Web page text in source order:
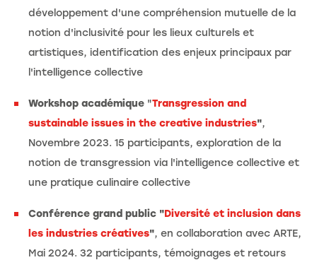
développement d'une compréhension mutuelle de la
notion d'inclusivité pour les lieux culturels et
artistiques, identification des enjeux principaux par
l'intelligence collective
Workshop académique "Transgression and
sustainable issues in the creative industries",
Novembre 2023. 15 participants, exploration de la
notion de transgression via l'intelligence collective et
une pratique culinaire collective
Conférence grand public "Diversité et inclusion dans
les industries créatives", en collaboration avec ARTE,
Mai 2024. 32 participants, témoignages et retours